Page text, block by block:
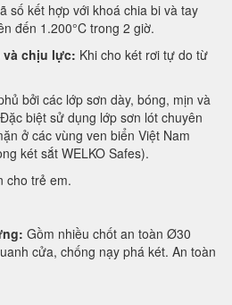
số kết hợp với khoá chia bi và tay
đến 1.200°C trong 2 giờ.
và chịu lực: Khi cho két rơi tự do từ
bởi các lớp sơn dày, bóng, mịn và
biệt sử dụng lớp sơn lót chuyên
ở các vùng ven biển Việt Nam
két sắt WELKO Safes).
cho trẻ em.
Gồm nhiều chốt an toàn Ø30
cửa, chống nạy phá két. An toàn